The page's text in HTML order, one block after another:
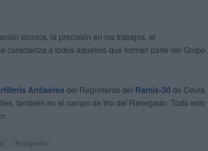
técnica, la precisión en los trabajos, el
caracteriza a todos aquellos que forman parte del Grupo
Antiaérea del Regimiento del Ramix-30 de Ceuta
también en el campo de tiro del Renegado. Todo esto
Fotografia